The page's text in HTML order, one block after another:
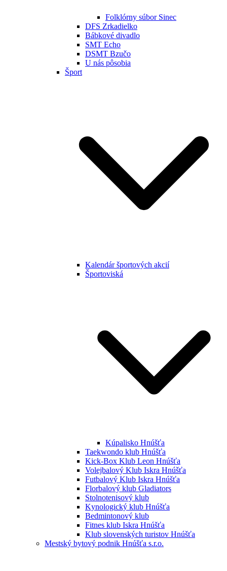
Folklórny súbor Sinec
DFS Zrkadielko
Bábkové divadlo
SMT Echo
DSMT Bzučo
U nás pôsobia
Šport
Kalendár športových akcií
Športoviská
Kúpalisko Hnúšťa
Taekwondo klub Hnúšťa
Kick-Box Klub Leon Hnúšťa
Volejbalový Klub Iskra Hnúšťa
Futbalový Klub Iskra Hnúšťa
Florbalový klub Gladiators
Stolnotenisový klub
Kynologický klub Hnúšťa
Bedmintonový klub
Fitnes klub Iskra Hnúšťa
Klub slovenských turistov Hnúšťa
Mestský bytový podnik Hnúšťa s.r.o.